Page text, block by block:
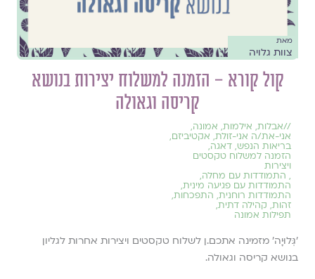
מאת
צוות גלויה
קול קורא – הזמנה למשלוח יצירות בנושא
קריסה וגאולה
//אבלות, אילמות, אמונה,
אני-את/ה אני-זולת, אקטיביזם,
בריאות הנפש, דאגה,
הזמנה למשלוח טקסטים
ויצירות
, התמודדות עם מחלה,
התמודדות עם פגיעה מינית,
התמודדות רוחנית, התפכחות,
זהות, קהילה דתית,
תפילות אמונה
׳גְּלוּיָה׳ מזמינה אתכם.ן לשלוח טקסטים ויצירות אחרות לגליון
בנושא קריסה וגאולה.